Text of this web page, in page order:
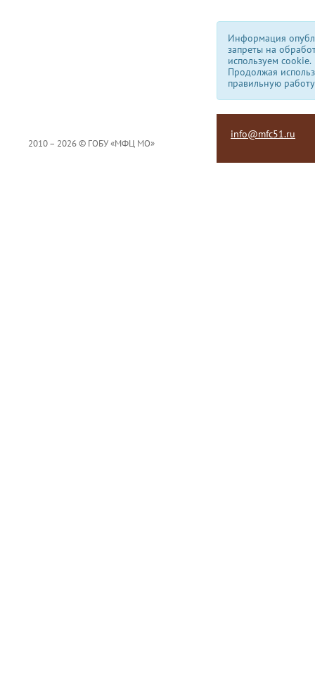
Информация
запреты на
используем сookie.
Продолжая
правильную
2010 – 2026 © ГОБУ «МФЦ МО»
info@mfc51.ru